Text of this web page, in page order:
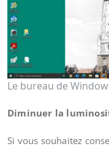
Le bureau de
Diminuer la
Si vous souhaitez